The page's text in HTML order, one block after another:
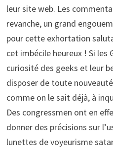
leur site web. Les
revanche, un grand
pour cette exhortation
cet imbécile heureux ! Si les
curiosité des geeks et leur
disposer de toute
comme on le sait déjà, à
Des congressmen ont en
donner des précisions sur
lunettes de voyeurisme